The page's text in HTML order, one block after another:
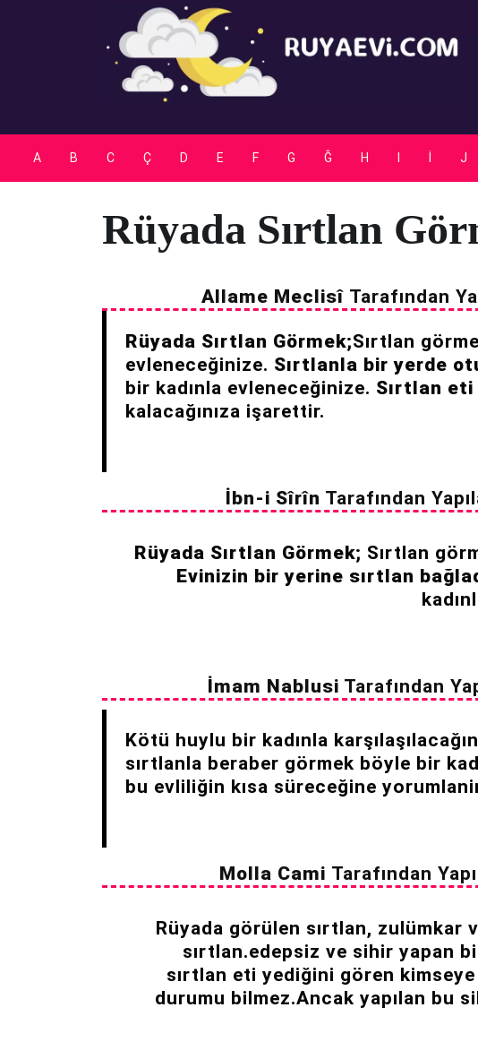
A B C Ç D E F G Ğ H J
Rüyada Sırtlan
Allame Meclisî Tarafından
Rüyada Sırtlan Görmek;Sırtlan
evleneceğinize. Sırtlanla bir yerde
bir kadınla evleneceğinize. Sırtlan eti
kalacağınıza işarettir.
İbn-i Sîrîn Tarafından
Rüyada Sırtlan Görmek; Sırtlan
Evinizin bir yerine sırtlan
İmam Nablusi Tarafından
Kötü huylu bir kadınla
sırtlanla beraber görmek böyle bir
bu evliliğin kısa süreceğine
Molla Cami Tarafından
Rüyada görülen sırtlan, zulümkar
sırtlan.edepsiz ve sihir yapan
sırtlan eti yediğini gören kimseye
durumu bilmez.Ancak yapılan bu